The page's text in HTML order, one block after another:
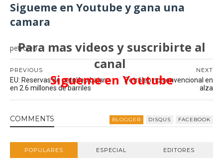
Sigueme en Youtube y gana una
camara
Para mas videos y suscribirte al
canal
Sigueme en Youtube
petroleo
NEXT
Petróleo no convencional en
alza
PREVIOUS
EU: Reservas de petróleo bajan
en 2.6 millones de barriles
COMMENTS BLOGGER DISQUS FACEBOOK
POPULARES ESPECIAL EDITORES